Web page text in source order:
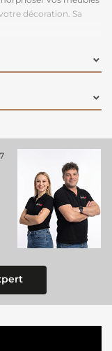
décoration. Sa
à votre espace,
votre mobilier en un